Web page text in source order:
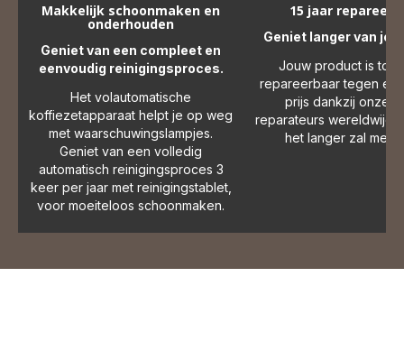
Makkelijk schoonmaken en
onderhouden
Geniet van een compleet en
eenvoudig reinigingsproces.
Het volautomatische
koffiezetapparaat helpt je op weg
met waarschuwingslampjes.
Geniet van een volledig
automatisch reinigingsproces 3
keer per jaar met reinigingstablet,
voor moeiteloos schoonmaken.
15 jaar
Geniet langer van je
Jouw product is tot
repareerbaar tegen
prijs dankzij onze
reparateurs wereldwijd,
het langer zal